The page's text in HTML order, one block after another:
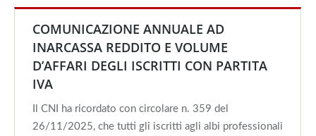
COMUNICAZIONE ANNUALE AD
INARCASSA REDDITO E VOLUME
D’AFFARI DEGLI ISCRITTI CON PARTITA
IVA
Il CNI ha ricordato con circolare n. 359 del
26/11/2025, che tutti gli iscritti agli albi professionali